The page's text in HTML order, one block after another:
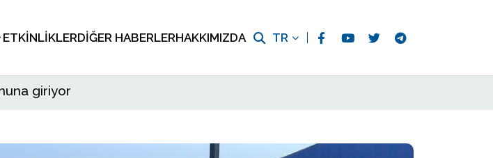
ETKINLIKLERDIĞER HABERLERHAKKIMIZDA TR
giriyor